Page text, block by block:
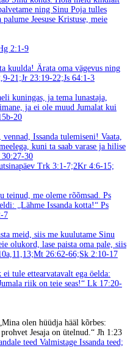
ning Sinu Poja tulles
Jeesuse Kristuse, meie
2:1-9
kuulda! Ärata oma vägevus ning
21;Jr 23:19-22;Js 64:1-3
kuningas, ja tema lunastaja,
ja ei ole muud Jumalat kui
20
Issanda tulemiseni! Vaata,
kuni ta saab varase ja hilise
30
Trk 3:1-7;2Kr 4:6-15;
teinud, me oleme rõõmsad. Ps
„Lähme Issanda kotta!“ Ps
7
meid, siis me kuulutame Sinu
olukord, lase paista oma pale, siis
26:62-66;Sk 2:10-17
ei tule ettearvatavalt ega öelda:
riik on teie seas!“ Lk 17:20-
olen hüüdja hääl kõrbes:
Jesaja on ütelnud.“ Jh 1:23
teed Valmistage Issanda teed;